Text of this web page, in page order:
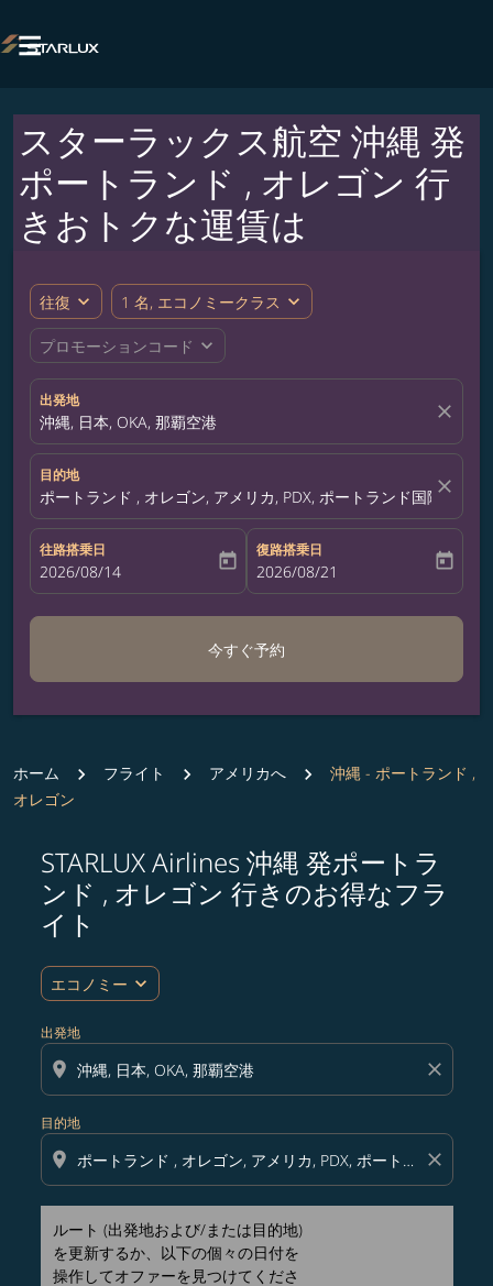

スターラックス航空 沖縄 発
ポートランド , オレゴン 行
きおトクな運賃は
往復 expand_more 1 名, エコノミークラス expand_more
プロモーションコード expand_more
出発地
沖縄, 日本, OKA, 那覇空港 close
目的地
ポートランド , オレゴン, アメリカ, PDX, ポートランド国際空港
close
往路搭乗日
fc-booking-departure-date-aria-label
2026/08/14 today
復路搭乗日
fc-booking-return-date-aria-label
2026/08/21 today
今すぐ予約
ホーム フライト アメリカへ
沖縄 - ポートランド ,
オレゴン
STARLUX Airlines 沖縄 発ポートラ
ンド , オレゴン 行きのお得なフラ
イト
エコノミー expand_more
出発地
location_on close
目的地
location_on close
ルート (出発地および/または目的地)
を更新するか、以下の個々の日付を
操作してオファーを見つけてくださ
ルート (出発地および/または目的地) を更新するか、以